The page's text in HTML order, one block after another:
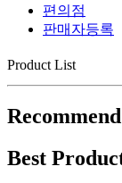
편의점
판매자등록
Product List
Best